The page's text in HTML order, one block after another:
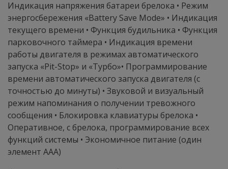
Индикация напряжения батареи брелока • Режим
энергосбережения «Battery Save Mode» • Индикация
текущего времени • Функция будильника • Функция
парковочного таймера • Индикация времени
работы двигателя в режимах автоматического
запуска «Pit-Stop» и «Турбо»• Программирование
времени автоматического запуска двигателя (с
точностью до минуты) • Звуковой и визуальный
режим напоминания о получении тревожного
сообщения • Блокировка клавиатуры брелока •
Оперативное, с брелока, программирование всех
функций системы • Экономичное питание (один
элемент ААА)